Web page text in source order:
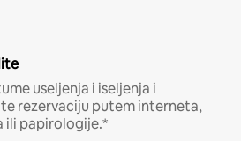
useljenja i iseljenja i
rezervaciju putem interneta,
ili papirologije.*